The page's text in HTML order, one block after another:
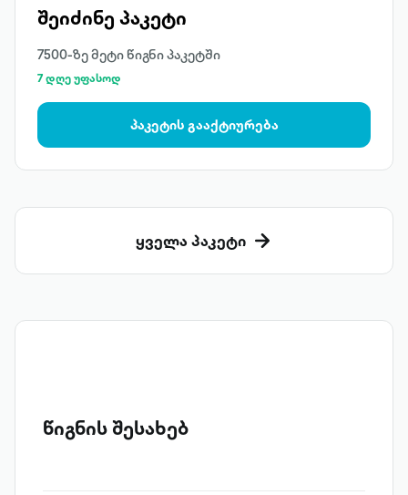
შეიძინე პაკეტი
7500-ზე მეტი წიგნი პაკეტში
7 დღე უფასოდ
პაკეტის გააქტიურება
ყველა პაკეტი
წიგნის შესახებ